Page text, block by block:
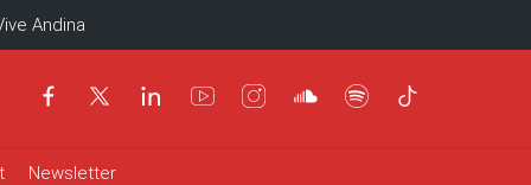
Andina
Newsletter